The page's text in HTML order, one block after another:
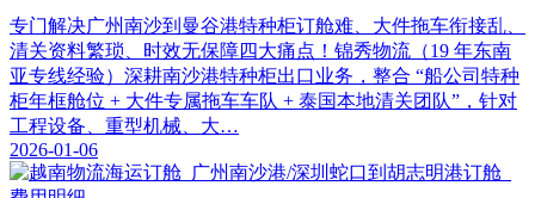
专门解决广州南沙到曼谷港特种柜订舱难、大件拖车衔接乱、
清关资料繁琐、时效无保障四大痛点！锦秀物流（19 年东南
亚专线经验）深耕南沙港特种柜出口业务，整合 “船公司特种
柜年框舱位 + 大件专属拖车车队 + 泰国本地清关团队”，针对
工程设备、重型机械、大…
2026-01-06